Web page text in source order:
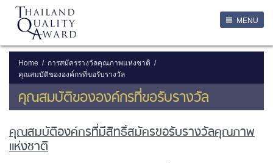
MENU
Home
การสมัครรางวัลคุณภาพแห่งชาติ
คุณสมบัติขององค์กรที่ขอรับรางวัล
คุณสมบัติขององค์กรที่ขอรับรางวัล
คุณสมบัติองค์กรที่มีสิทธิ์สมัครขอรับรางวัลคุณภาพ
แห่งชาติ
Username
Password
Remember Me